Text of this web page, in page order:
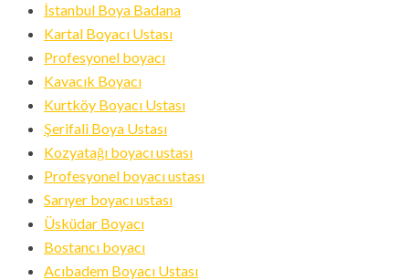
İstanbul Boya Badana
Kartal Boyacı Ustası
Profesyonel boyacı
Kavacık Boyacı
Kurtköy Boyacı Ustası
Şerifali Boya Ustası
Kozyatağı boyacı ustası
Profesyonel boyacı ustası
Sarıyer boyacı ustası
Üsküdar Boyacı
Bostancı boyacı
Acıbadem Boyacı Ustası